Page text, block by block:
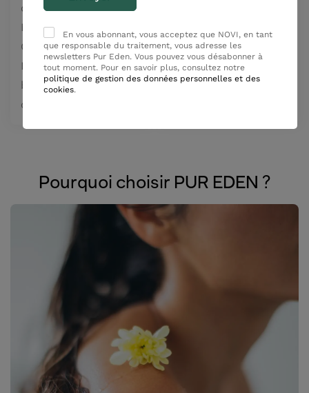
des près, Arnica
Montana, Sorbier,
Centella asiatica –
Pour agir sur les
besoins spécifiques du
contour de l’œil
Pourquoi choisir PUR EDEN ?
En vous abonnant, vous acceptez que NOVI, en tant
que responsable du traitement, vous adresse les
newsletters Pur Eden. Vous pouvez vous désabonner à
tout moment. Pour en savoir plus, consultez notre
politique de gestion des données personnelles et des
cookies.